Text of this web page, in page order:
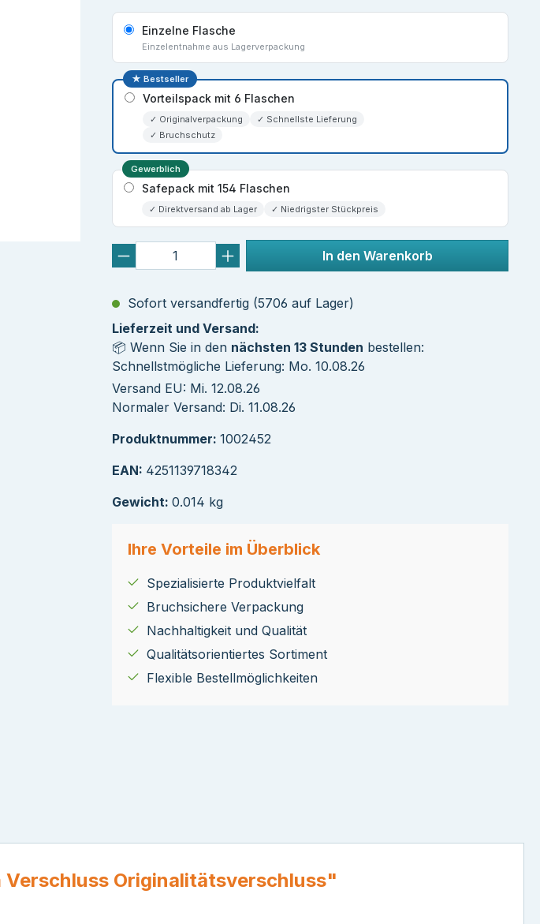
Einzelne Flasche
Einzelentnahme aus Lagerverpackung
★ Bestseller
Vorteilspack mit 6 Flaschen
✓ Originalverpackung
✓ Schnellste Lieferung
✓ Bruchschutz
Gewerblich
Safepack mit 154 Flaschen
✓ Direktversand ab Lager ✓ Niedrigster Stückpreis
In den Warenkorb
Sofort versandfertig (5706 auf Lager)
Lieferzeit und Versand:
📦 Wenn Sie in den nächsten 13 Stunden bestellen:
Schnellstmögliche Lieferung: Mo. 10.08.26
Versand EU: Mi. 12.08.26
Normaler Versand: Di. 11.08.26
Produktnummer: 1002452
EAN: 4251139718342
Gewicht: 0.014 kg
Ihre Vorteile im Überblick
Spezialisierte Produktvielfalt
Bruchsichere Verpackung
Nachhaltigkeit und Qualität
Qualitätsorientiertes Sortiment
Flexible Bestellmöglichkeiten
Originalitätsverschluss"